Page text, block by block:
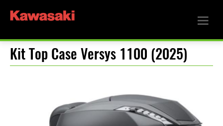
Kit Top Case Versys 1100 (2025)